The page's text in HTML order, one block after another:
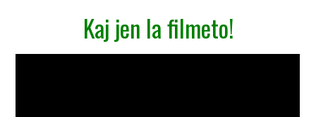
Kaj jen la filmeto!